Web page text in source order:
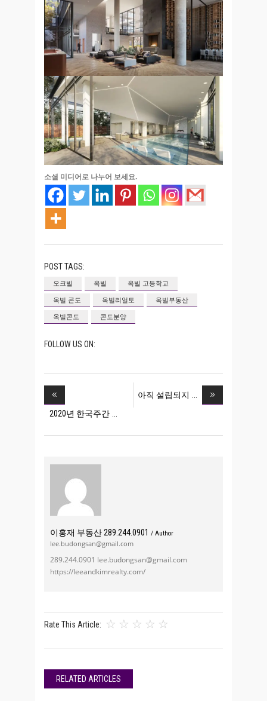
소셜 미디어로 나누어 보세요.
POST TAGS:
오크빌 옥빌
옥빌 고등학교
옥빌 콘도
옥빌리얼토
옥빌부동산
옥빌콘도
콘도분양
FOLLOW US ON:
2020년 한국주간
아직 설립되지
이홍재 부동산 289.244.0901 / Author
lee.budongsan@gmail.com
289.244.0901 lee.budongsan@gmail.com
https://leeandkimrealty.com/
Rate This Article:
RELATED ARTICLES